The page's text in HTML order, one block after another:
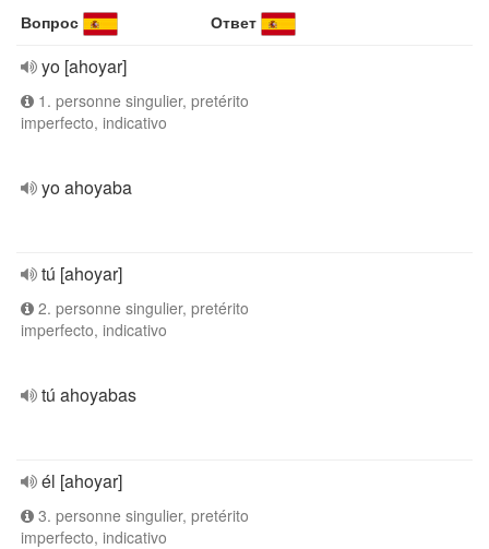
Вопрос Ответ
yo [ahoyar]
1. personne singulier, pretérito
imperfecto, indicativo
yo ahoyaba
tú [ahoyar]
2. personne singulier, pretérito
imperfecto, indicativo
tú ahoyabas
él [ahoyar]
3. personne singulier, pretérito
imperfecto, indicativo